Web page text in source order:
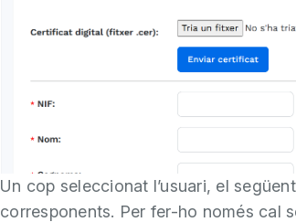
Un cop seleccionat l’usuari, el
corresponents. Per fer-ho només cal